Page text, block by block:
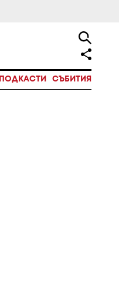
ПОДКАСТИ СЪБИТИЯ